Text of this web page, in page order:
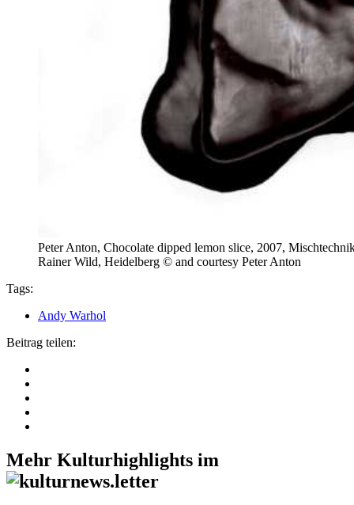
Peter Anton, Chocolate dipped lemon slice, 2007,
Rainer Wild, Heidelberg © and courtesy Peter Anton
Tags:
Andy Warhol
Beitrag teilen:
Mehr Kulturhighlights im